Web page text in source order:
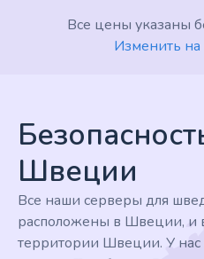
Все цены указаны
Изменить
Швеции
Все наши серверы для
расположены в Швеции, и
территории Швеции. У нас